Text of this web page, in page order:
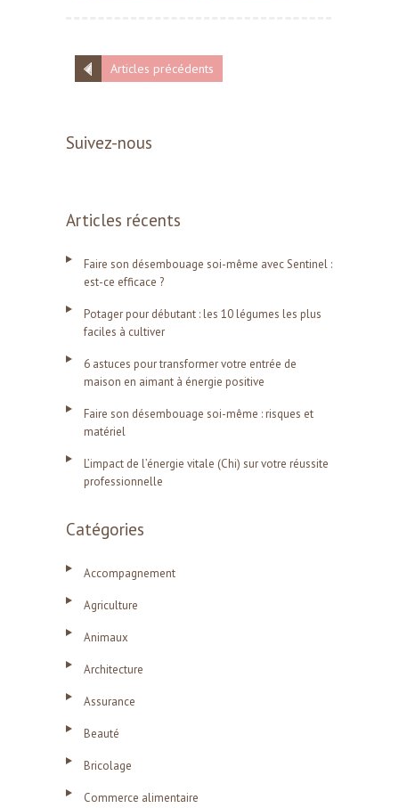
Articles précédents
Suivez-nous
Articles récents
Faire son désembouage soi-même avec Sentinel :
est-ce efficace ?
Potager pour débutant : les 10 légumes les plus
faciles à cultiver
6 astuces pour transformer votre entrée de
maison en aimant à énergie positive
Faire son désembouage soi-même : risques et
matériel
L’impact de l’énergie vitale (Chi) sur votre réussite
professionnelle
Catégories
Accompagnement
Agriculture
Animaux
Architecture
Assurance
Beauté
Bricolage
Commerce alimentaire